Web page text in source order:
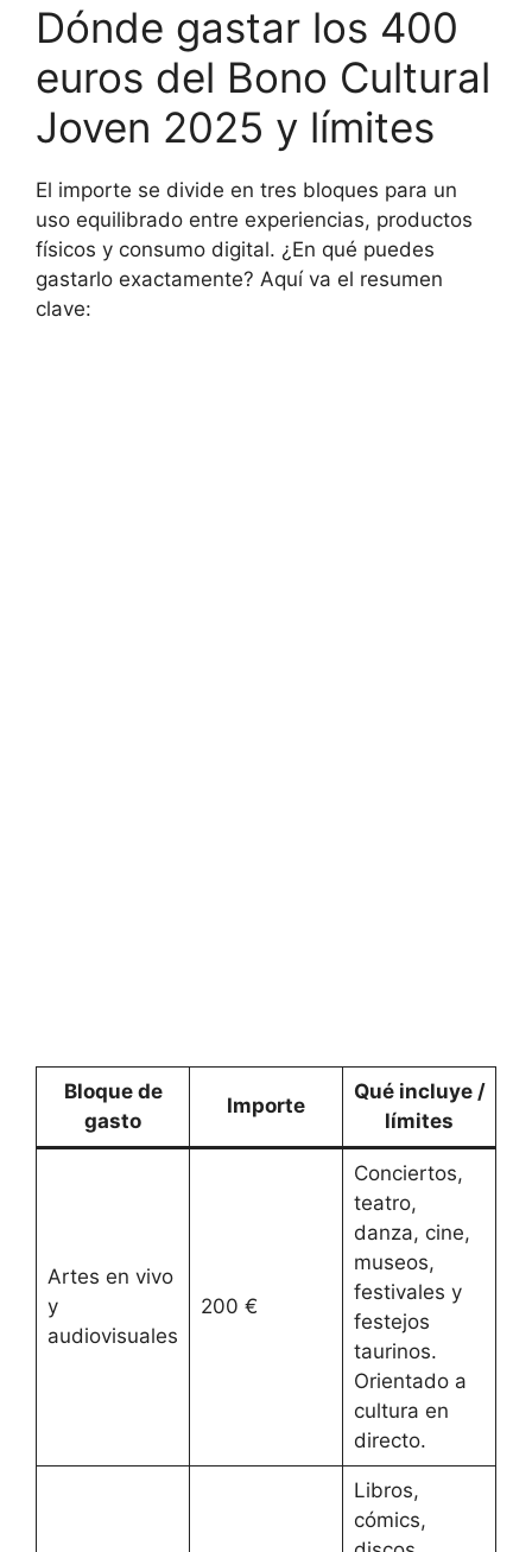
Dónde gastar los 400
euros del Bono Cultural
Joven 2025 y límites
El importe se divide en tres bloques para un
uso equilibrado entre experiencias, productos
físicos y consumo digital. ¿En qué puedes
gastarlo exactamente? Aquí va el resumen
clave:
Bloque de
gasto
Importe
Qué incluye /
límites
Artes en vivo
y
audiovisuales
200 €
Conciertos,
teatro,
danza, cine,
museos,
festivales y
festejos
taurinos.
Orientado a
cultura en
directo.
Libros,
cómics,